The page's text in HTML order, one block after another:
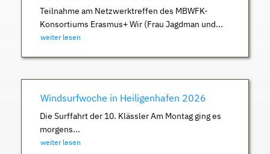
Teilnahme am Netzwerktreffen des MBWFK-
Konsortiums Erasmus+ Wir (Frau Jagdman und...
weiter lesen
Windsurfwoche in Heiligenhafen 2026
Die Surffahrt der 10. Klässler Am Montag ging es
morgens...
weiter lesen